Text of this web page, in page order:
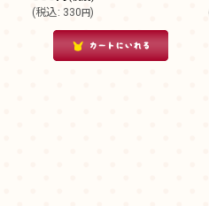
(税込: 330円)